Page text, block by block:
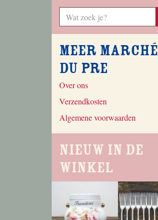
Meer Marché
du Pre
Over ons
Verzendkosten
Algemene voorwaarden
Nieuw in de
winkel